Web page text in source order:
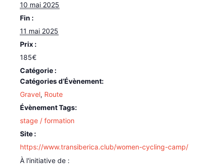
10 mai 2025
Fin :
11 mai 2025
Prix :
185€
Catégories d’Évènement:
Gravel, Route
Évènement Tags:
stage / formation
Site :
https://www.transiberica.club/women-cycling-camp/